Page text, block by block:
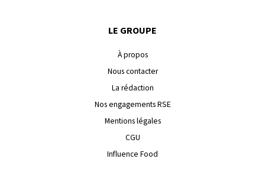
LE GROUPE
À propos
Nous contacter
La rédaction
Nos engagements RSE
Mentions légales
CGU
Influence Food